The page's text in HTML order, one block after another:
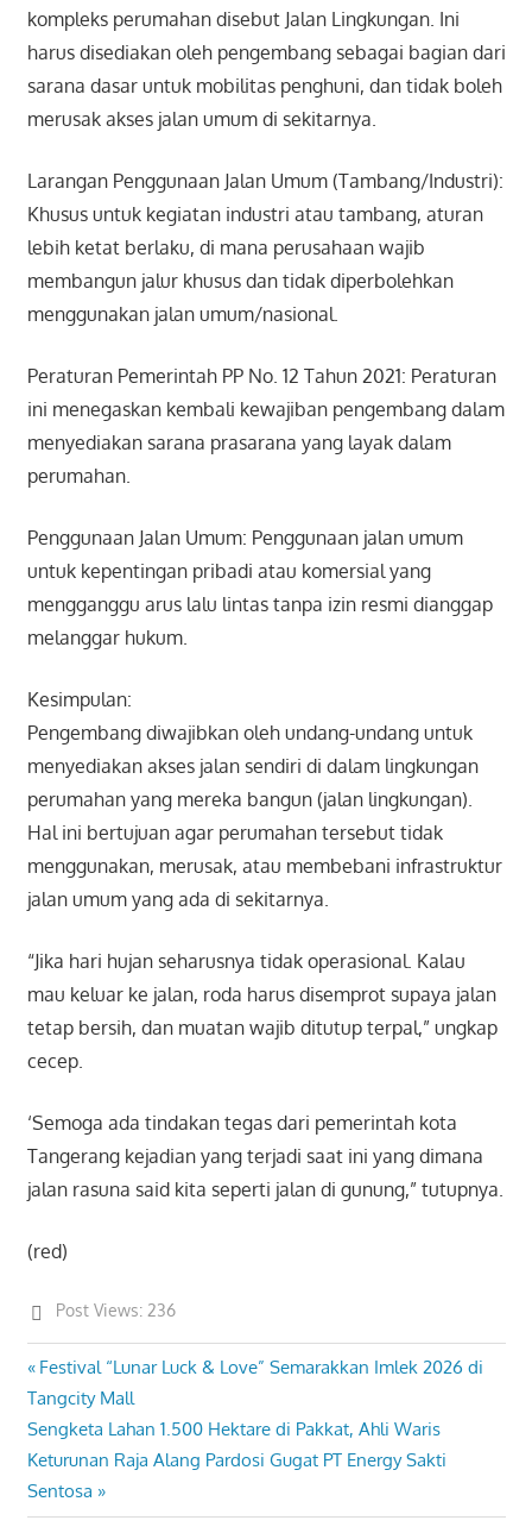
kompleks perumahan disebut Jalan Lingkungan. Ini
harus disediakan oleh pengembang sebagai bagian dari
sarana dasar untuk mobilitas penghuni, dan tidak boleh
merusak akses jalan umum di sekitarnya.
Larangan Penggunaan Jalan Umum (Tambang/Industri):
Khusus untuk kegiatan industri atau tambang, aturan
lebih ketat berlaku, di mana perusahaan wajib
membangun jalur khusus dan tidak diperbolehkan
menggunakan jalan umum/nasional.
Peraturan Pemerintah PP No. 12 Tahun 2021: Peraturan
ini menegaskan kembali kewajiban pengembang dalam
menyediakan sarana prasarana yang layak dalam
perumahan.
Penggunaan Jalan Umum: Penggunaan jalan umum
untuk kepentingan pribadi atau komersial yang
mengganggu arus lalu lintas tanpa izin resmi dianggap
melanggar hukum.
Kesimpulan:
Pengembang diwajibkan oleh undang-undang untuk
menyediakan akses jalan sendiri di dalam lingkungan
perumahan yang mereka bangun (jalan lingkungan).
Hal ini bertujuan agar perumahan tersebut tidak
menggunakan, merusak, atau membebani infrastruktur
jalan umum yang ada di sekitarnya.
“Jika hari hujan seharusnya tidak operasional. Kalau
mau keluar ke jalan, roda harus disemprot supaya jalan
tetap bersih, dan muatan wajib ditutup terpal,” ungkap
cecep.
‘Semoga ada tindakan tegas dari pemerintah kota
Tangerang kejadian yang terjadi saat ini yang dimana
jalan rasuna said kita seperti jalan di gunung,” tutupnya.
(red)
Post Views: 236
Post
navigation
Previous
Post:
Festival “Lunar Luck & Love” Semarakkan Imlek 2026 di
Tangcity Mall
Next
Post:
Sengketa Lahan 1.500 Hektare di Pakkat, Ahli Waris
Keturunan Raja Alang Pardosi Gugat PT Energy Sakti
Sentosa